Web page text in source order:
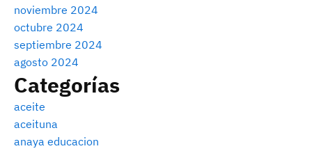
noviembre 2024
octubre 2024
septiembre 2024
agosto 2024
Categorías
aceite
aceituna
anaya educacion